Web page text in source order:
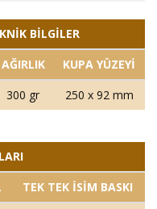
BİLGİLER
AĞIRLIK
KUPA YÜZEYİ
300 gr 250 x 92 mm
TEK TEK İSİM BASKI